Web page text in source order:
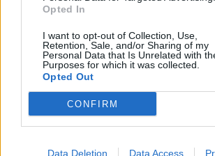
Opted In
I want to opt-out of Collection, Use,
Retention, Sale, and/or Sharing of my
Personal Data that Is Unrelated with
Purposes for which it was collected.
Opted Out
CONFIRM
Data Deletion Data Access
περιοχές Νatura στην
20/05/2024 - 12:18
20/05/